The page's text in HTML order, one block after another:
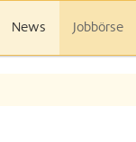
News Jobbörse